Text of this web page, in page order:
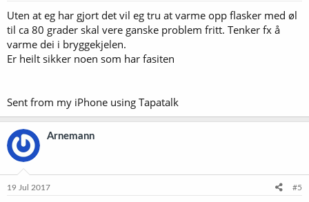
Uten at eg har gjort det vil eg tru at varme opp flasker med øl
til ca 80 grader skal vere ganske problem fritt. Tenker fx å
varme dei i bryggekjelen.
Er heilt sikker noen som har fasiten
Sent from my iPhone using Tapatalk
Arnemann
19 Jul 2017 #5